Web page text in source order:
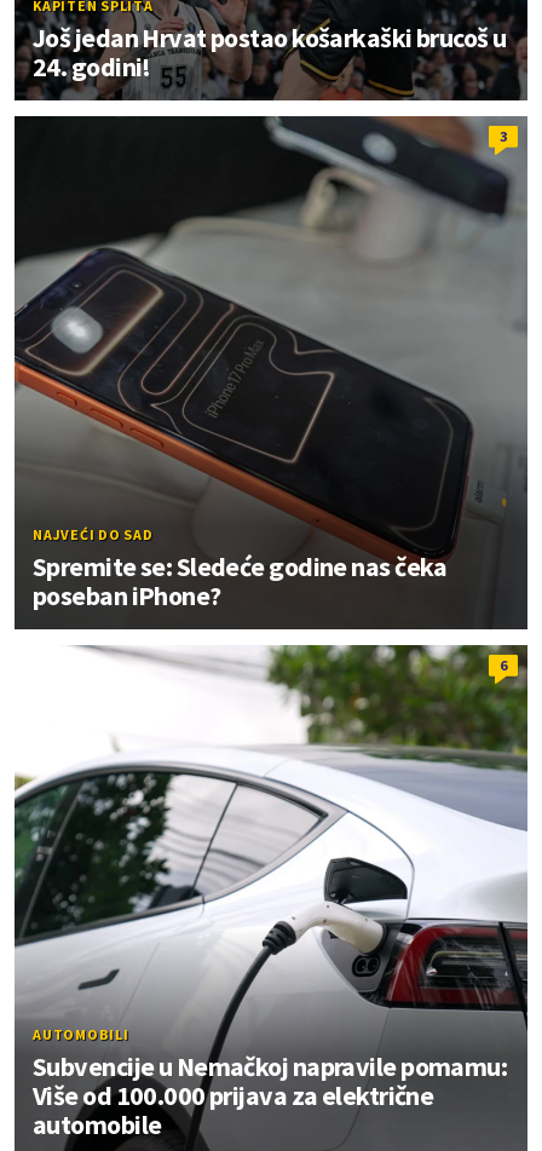
KAPITEN SPLITA
Još jedan Hrvat postao košarkaški brucoš u
24. godini!
3
NAJVEĆI DO SAD
Spremite se: Sledeće godine nas čeka
poseban iPhone?
6
AUTOMOBILI
Subvencije u Nemačkoj napravile pomamu:
Više od 100.000 prijava za električne
automobile